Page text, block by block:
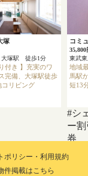
塚
大塚駅 徒歩1分
付き 】充実のワ
完備、大塚駅徒歩
コリビング
コミ
35,800
地域
馬駅
短13
#シ
ー
券
ポリシー・利用規約
件掲載はこちら